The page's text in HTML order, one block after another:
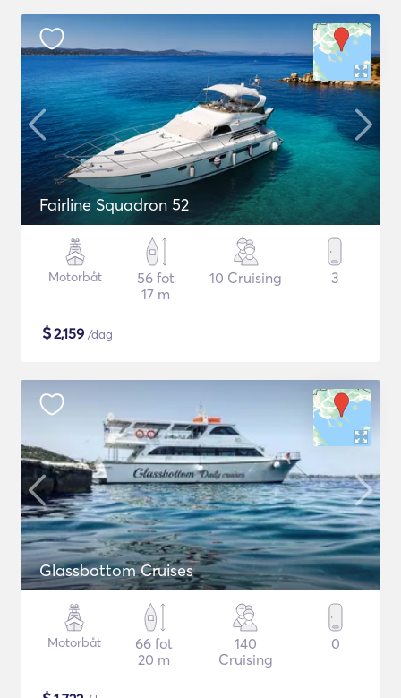
Fairline Squadron 52
Motorbåt
56 fot
17 m
10 Cruising 3
$2,159 /dag
Glassbottom Cruises
Motorbåt
66 fot
20 m
140
Cruising
0